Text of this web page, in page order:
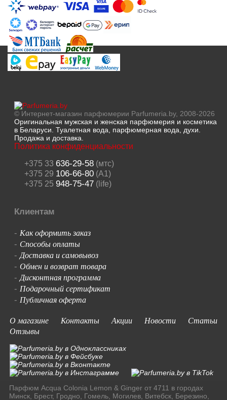
© Интернет-магазин парфюмерии Parfumeria.by, 2008-2026
Оригинальная мужская и женская парфюмерия и косметика
в Беларуси. Туалетная вода, парфюмерная вода, духи.
Продажа и доставка.
Политика конфиденциальности
+375 33 636-29-58(мтс)
+375 29 106-66-80(A1)
+375 25 948-75-47(life)
Клиентам
- Как оформить заказ
- Способы оплаты
-Доставка и самовывоз
- Обмен и возврат товара
-Дисконтная программа
- Подарочный сертификат
- Публичная оферта
О магазине
Контакты Акции Новости
Статьи
Отзывы
Парфюм Acqua Colonia Lemon & Ginger от 4711 в городах
Минск, Брест, Гродно, Гомель, Могилев, Витебск, Березино,